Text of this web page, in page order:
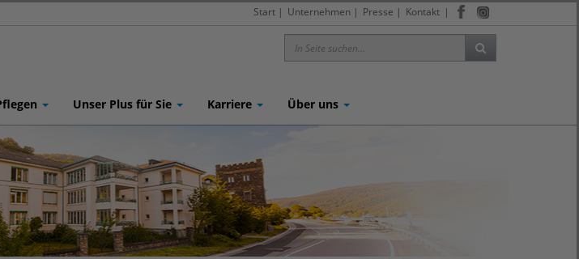
|
Start | Unternehmen | Presse | Kontakt
Unser Plus für Sie Karriere Über uns